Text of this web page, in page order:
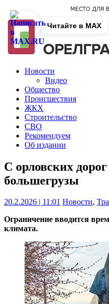
Новости
Видео
Общество
Происшествия
ЖКХ
Строительство
СВО
Рекомендуем
Об издании
С орловских
большегрузы
20.2.2026 | 11:01 Новости,
Ограничение вводится
климата.
Читайте в MAX